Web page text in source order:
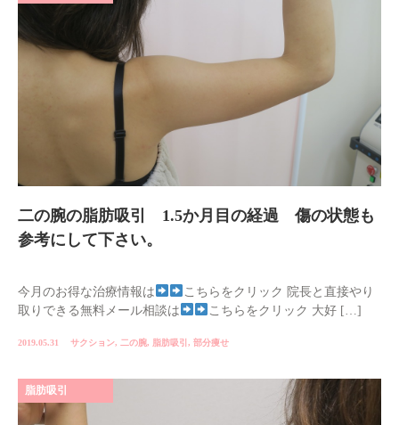
二の腕の脂肪吸引 1.5か月目の経過 傷の状態も
参考にして下さい。
今月のお得な治療情報は
こちらをクリック 院長と直接やり
取りできる無料メール相談は
こちらをクリック 大好 […]
2019.05.31 サクション, 二の腕, 脂肪吸引 , 部分痩せ
脂肪吸引